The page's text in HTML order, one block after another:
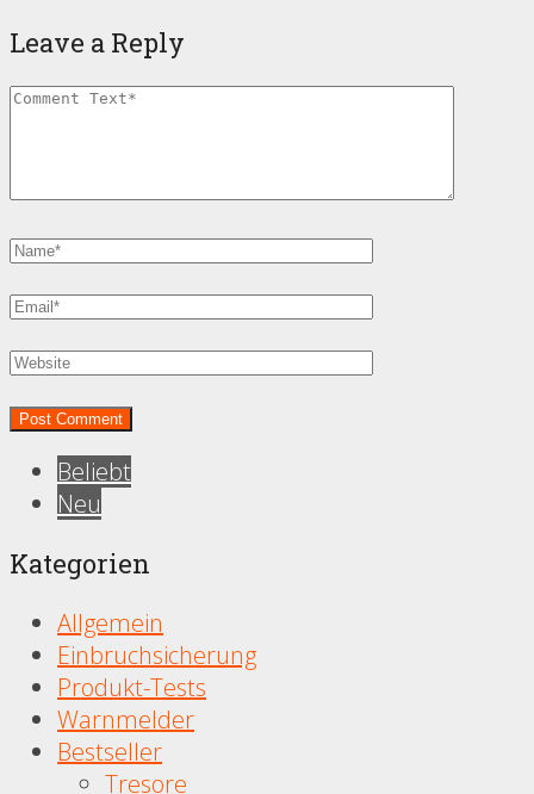
Leave a Reply
Beliebt
Neu
Kategorien
Allgemein
Einbruchsicherung
Produkt-Tests
Warnmelder
Bestseller
Tresore